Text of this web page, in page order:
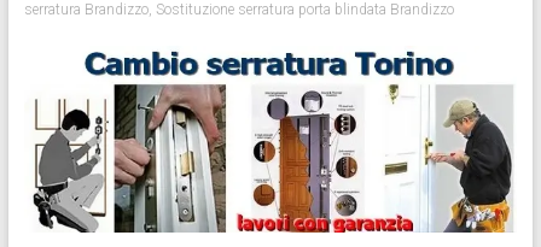
serratura Brandizzo, Sostituzione serratura porta blindata Brandizzo